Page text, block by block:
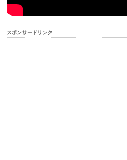
スポンサードリンク